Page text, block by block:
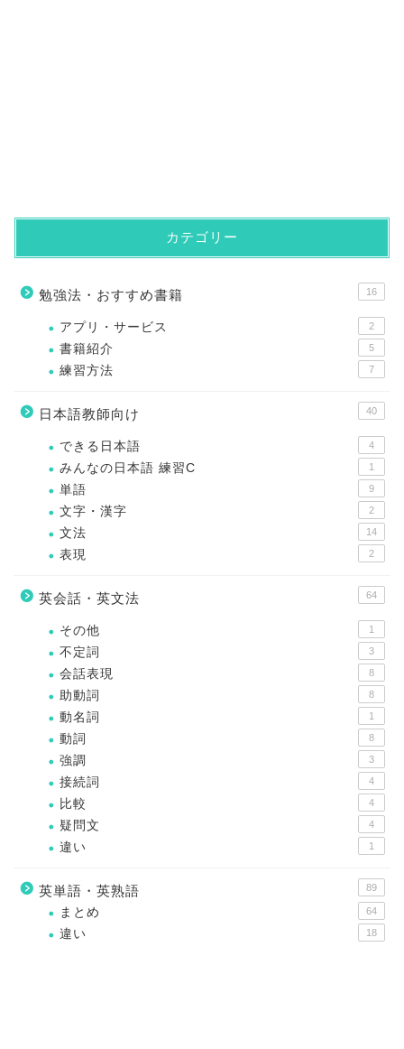
カテゴリー
勉強法・おすすめ書籍 16
アプリ・サービス 2
書籍紹介 5
練習方法 7
日本語教師向け 40
できる日本語 4
みんなの日本語 練習C 1
単語 9
文字・漢字 2
文法 14
表現 2
英会話・英文法 64
その他 1
不定詞 3
会話表現 8
助動詞 8
動名詞 1
動詞 8
強調 3
接続詞 4
比較 4
疑問文 4
違い 1
英単語・英熟語 89
まとめ 64
違い 18